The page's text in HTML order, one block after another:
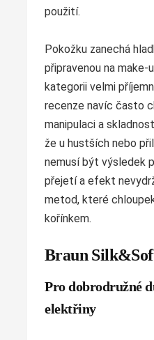
použití.
Pokožku zanechá
připravenou na
kategorii velmi
recenze navíc často
manipulaci a
že u hustších nebo
nemusí být výsledek
přejetí a efekt
metod, které
kořínkem.
Braun
Pro dobrodružné
elektřiny